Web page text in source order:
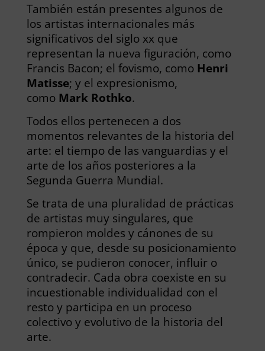
También están presentes algunos de
los artistas internacionales más
significativos del siglo xx que
representan la nueva figuración, como
Francis Bacon; el fovismo, como Henri
Matisse; y el expresionismo,
como Mark Rothko.
Todos ellos pertenecen a dos
momentos relevantes de la historia del
arte: el tiempo de las vanguardias y el
arte de los años posteriores a la
Segunda Guerra Mundial.
Se trata de una pluralidad de prácticas
de artistas muy singulares, que
rompieron moldes y cánones de su
época y que, desde su posicionamiento
único, se pudieron conocer, influir o
contradecir. Cada obra coexiste en su
incuestionable individualidad con el
resto y participa en un proceso
colectivo y evolutivo de la historia del
arte.